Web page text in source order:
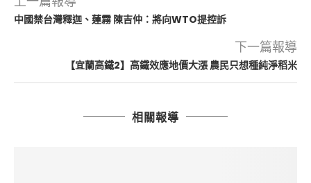
中國禁台灣釋迦、蓮霧 陳吉仲：將向WTO提控訴
下一篇報導
【宜蘭高鐵2】高鐵效應地價大漲 農民只想種純淨稻米
相關報導